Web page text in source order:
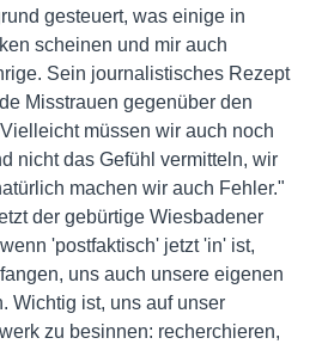
gesteuert, was einige in
scheinen und mir auch
Sein journalistisches Rezept
Misstrauen gegenüber den
müssen wir auch noch
nicht das Gefühl vermitteln, wir
machen wir auch Fehler."
der gebürtige Wiesbadener
'postfaktisch' jetzt 'in' ist,
uns auch unsere eigenen
Wichtig ist, uns auf unser
zu besinnen: recherchieren,